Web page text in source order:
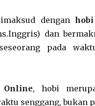
denganhobi
dan
pada
Online, hobi
senggang, bukan